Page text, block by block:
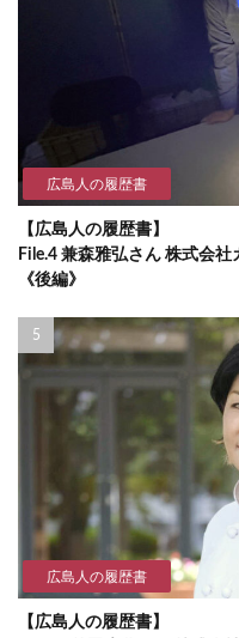
広島人の履歴書
【広島人の履歴書】
File.4 兼森雅弘さん 株式会
《後編》
広島人の履歴書
【広島人の履歴書】